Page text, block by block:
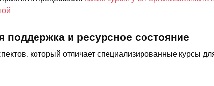
поддержка и ресурсное состояние
который отличает специализированные курсы